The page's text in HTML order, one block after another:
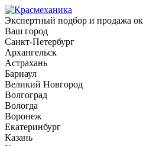
Экспертный подбор и продажа
Ваш город
Санкт-Петербург
Архангельск
Астрахань
Барнаул
Великий Новгород
Волгоград
Вологда
Воронеж
Екатеринбург
Казань